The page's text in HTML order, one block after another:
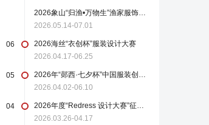
2026象山“归渔•万物生”渔家服饰设计大赛
2026.05.14-07.01
06
2026海丝“衣创杯”服装设计大赛
2026.04.17-06.25
05
2026年“郧西·七夕杯”中国服装创新设计大赛
2026.04.02-06.10
04
2026年度“Redress 设计大赛”征稿启事
2026.03.26-04.17